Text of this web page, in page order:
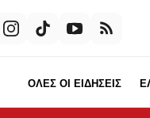
ΟΛΕΣ ΟΙ ΕΙΔΗΣΕΙΣ